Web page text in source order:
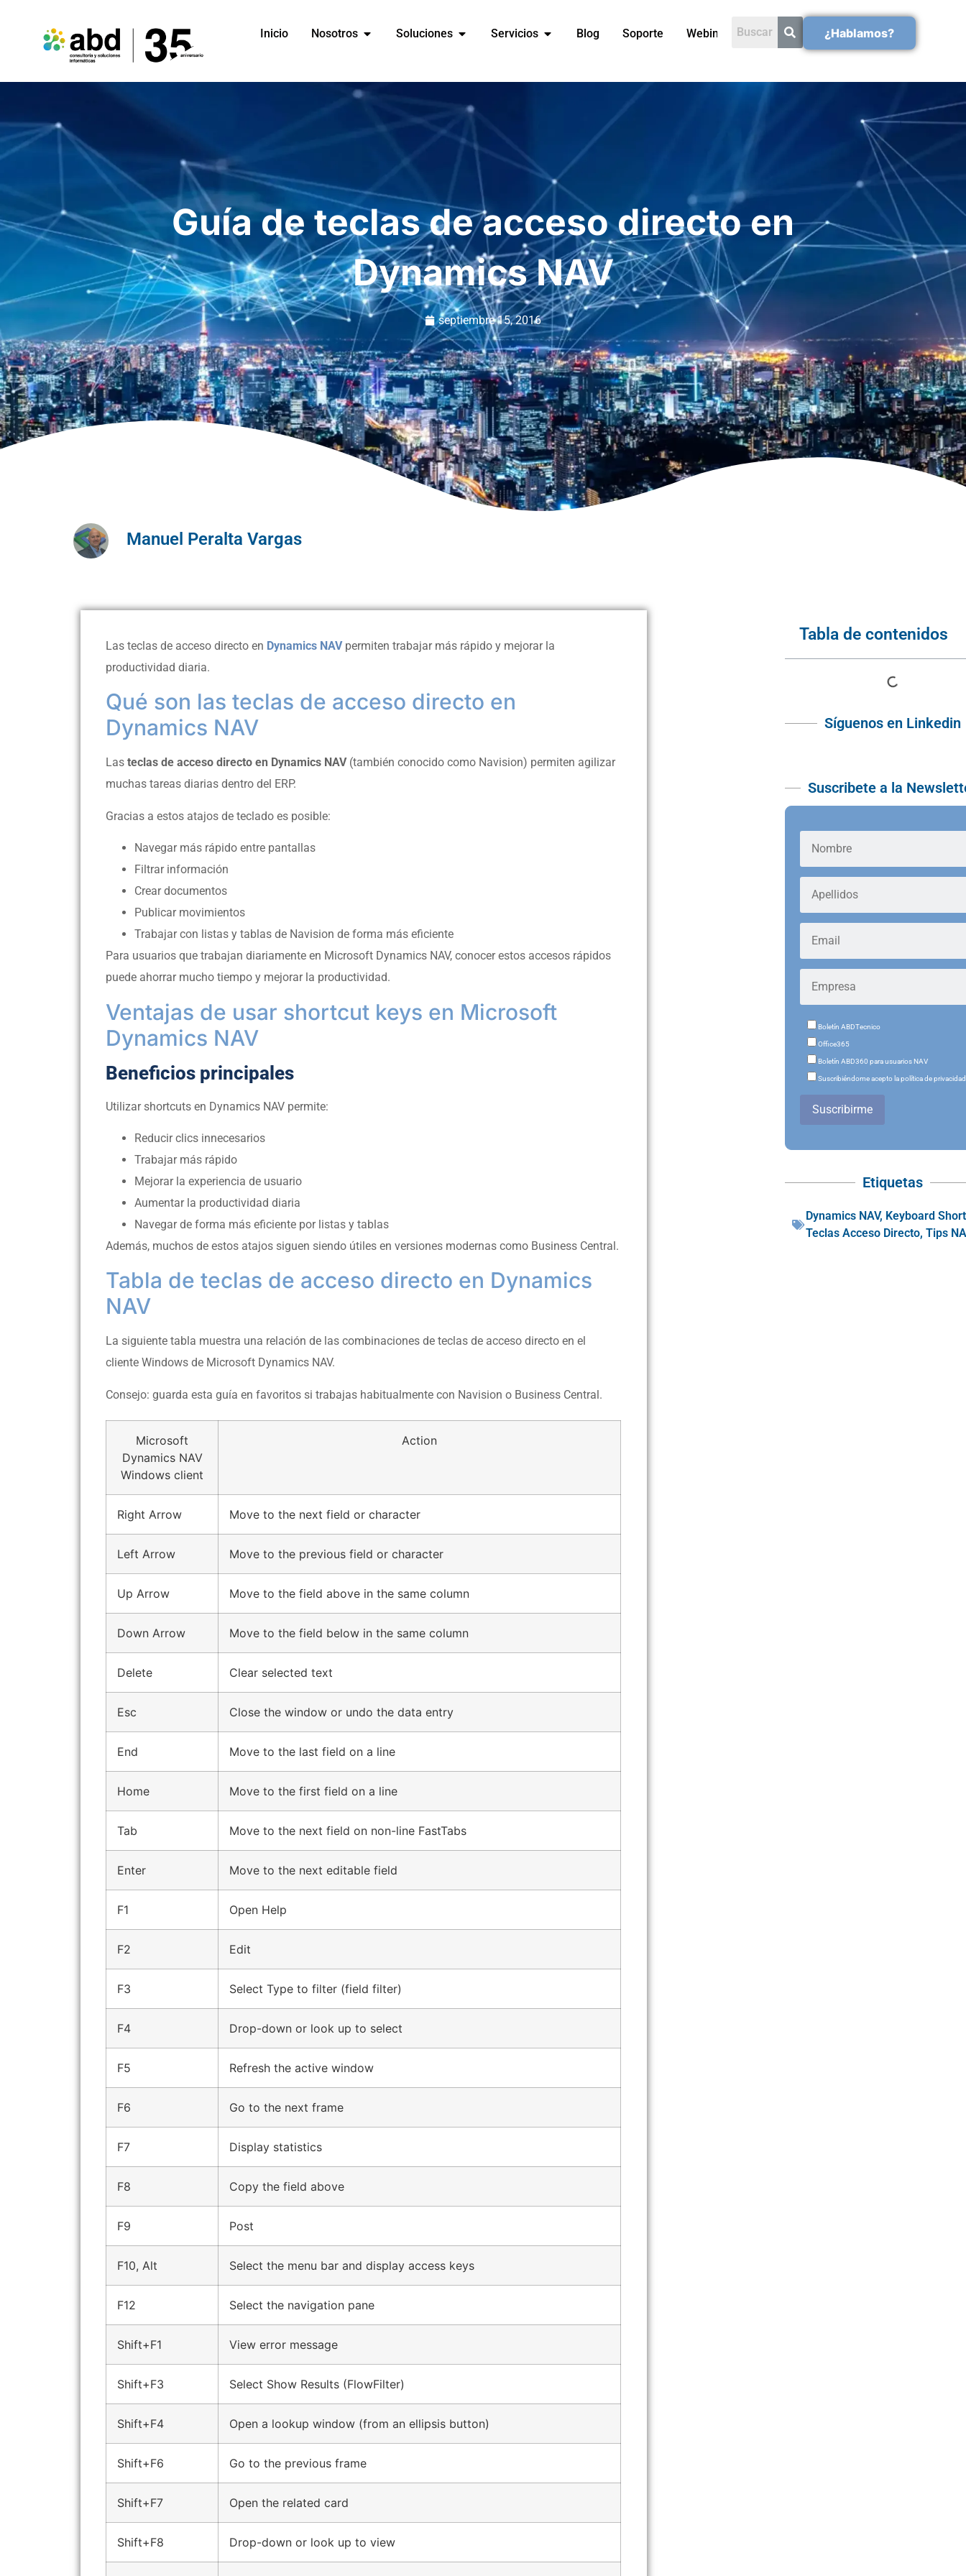
Inicio Nosotros Soluciones Servicios Blog Soporte Webinars ¿Hablamos?
Guía de teclas de acceso directo en
Dynamics NAV
septiembre 15, 2016
Manuel Peralta Vargas
Las teclas de acceso directo en Dynamics NAVpermiten trabajar más rápido y mejorar la
productividad diaria.
Qué son las teclas de acceso directo en
Dynamics NAV
Las teclas de acceso directo en Dynamics NAV(también conocido como Navision) permiten agilizar
muchas tareas diarias dentro del ERP.
Gracias a estos atajos de teclado es posible:
Navegar más rápido entre pantallas
Filtrar información
Crear documentos
Publicar movimientos
Trabajar con listas y tablas de Navision de forma más eficiente
Para usuarios que trabajan diariamente en Microsoft Dynamics NAV, conocer estos accesos rápidos
puede ahorrar mucho tiempo y mejorar la productividad.
Ventajas de usar shortcut keys en Microsoft
Dynamics NAV
Beneficios principales
Utilizar shortcuts en Dynamics NAV permite:
Reducir clics innecesarios
Trabajar más rápido
Mejorar la experiencia de usuario
Aumentar la productividad diaria
Navegar de forma más eficiente por listas y tablas
Además, muchos de estos atajos siguen siendo útiles en versiones modernas como Business Central.
Tabla de teclas de acceso directo en Dynamics
NAV
La siguiente tabla muestra una relación de las combinaciones de teclas de acceso directo en el
cliente Windows de Microsoft Dynamics NAV.
Consejo: guarda esta guía en favoritos si trabajas habitualmente con Navision o Business Central.
Microsoft
Dynamics NAV
Windows client
Action
Right Arrow Move to the next field or character
Left Arrow Move to the previous field or character
Up Arrow Move to the field above in the same column
Down Arrow Move to the field below in the same column
Delete Clear selected text
Esc Close the window or undo the data entry
End Move to the last field on a line
Home Move to the first field on a line
Tab Move to the next field on non-line FastTabs
Enter Move to the next editable field
F1 Open Help
F2 Edit
F3 Select Type to filter (field filter)
F4 Drop-down or look up to select
F5 Refresh the active window
F6 Go to the next frame
F7 Display statistics
F8 Copy the field above
F9 Post
F10, Alt Select the menu bar and display access keys
F12 Select the navigation pane
Shift+F1 View error message
Shift+F3 Select Show Results (FlowFilter)
Shift+F4 Open a lookup window (from an ellipsis button)
Shift+F6 Go to the previous frame
Shift+F7 Open the related card
Shift+F8 Drop-down or look up to view
Tabla de contenidos
Síguenos en Linkedin
Suscribete a la
Boletín ABDTecnico
Office365
Boletín ABD360 para usuarios NAV
Suscribiéndome acepto la política de privacidad
Suscribirme
Etiquetas
Dynamics NAV, Keyboard
Teclas Acceso Directo,Tips